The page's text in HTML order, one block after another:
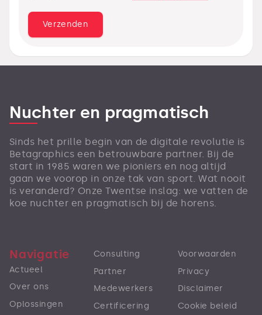
Nuchter en pragmatisch
Sinds het prille begin van de digitale revolutie is
Betagraphics een betrouwbare partner. Bij de
start in 1985 waren we pioniers en nog altijd
gaan we voorop in onze tak van sport. Wat nooit
is veranderd? Onze Twentse inslag: we vatten de
koe nuchter en pragmatisch bij de horens.
Navigatie
Actueel
Over ons
Oplossingen
Consulting
Partner
Medewerkers
Certificering
Voorwaarden
Privacy
Disclaimer
Cookie beleid